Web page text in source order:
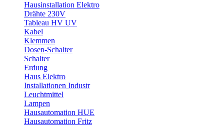
Hausinstallation Elektro
Drähte 230V
Tableau HV UV
Kabel
Klemmen
Dosen-Schalter
Schalter
Erdung
Haus Elektro
Installationen Industr
Leuchtmittel
Lampen
Hausautomation HUE
Hausautomation Fritz